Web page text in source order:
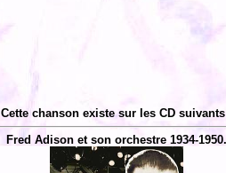
Cette chanson existe sur les CD
Fred Adison et son orchestre 1934-1950.